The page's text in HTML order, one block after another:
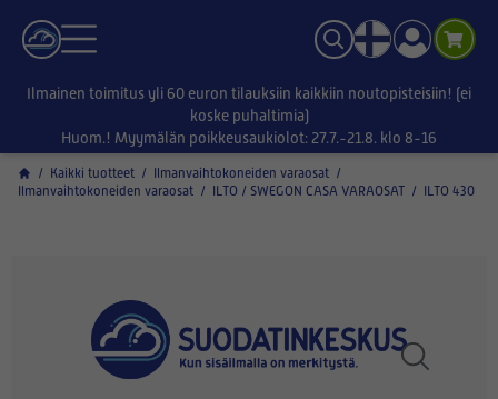
Ilmainen toimitus yli 60 euron tilauksiin kaikkiin noutopisteisiin! (ei
koske puhaltimia)
Huom.! Myymälän poikkeusaukiolot: 27.7.-21.8. klo 8-16
/ Kaikki tuotteet / Ilmanvaihtokoneiden varaosat /
Ilmanvaihtokoneiden varaosat / ILTO / SWEGON CASA VARAOSAT / ILTO 430